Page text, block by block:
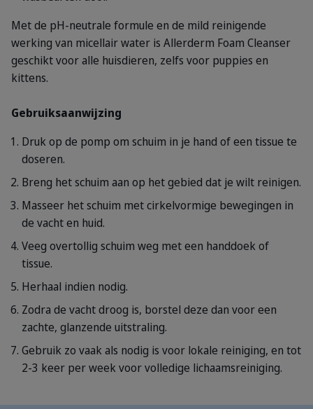
Met de pH-neutrale formule en de mild reinigende
werking van micellair water is Allerderm Foam Cleanser
geschikt voor alle huisdieren, zelfs voor puppies en
kittens.
Gebruiksaanwijzing
Druk op de pomp om schuim in je hand of een tissue te
doseren.
Breng het schuim aan op het gebied dat je wilt reinigen.
Masseer het schuim met cirkelvormige bewegingen in
de vacht en huid.
Veeg overtollig schuim weg met een handdoek of
tissue.
Herhaal indien nodig.
Zodra de vacht droog is, borstel deze dan voor een
zachte, glanzende uitstraling.
Gebruik zo vaak als nodig is voor lokale reiniging, en tot
2-3 keer per week voor volledige lichaamsreiniging.